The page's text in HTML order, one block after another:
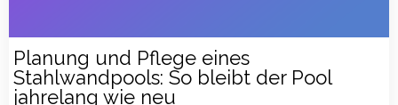
Planung und Pflege eines
Stahlwandpools: So bleibt der Pool
jahrelang wie neu